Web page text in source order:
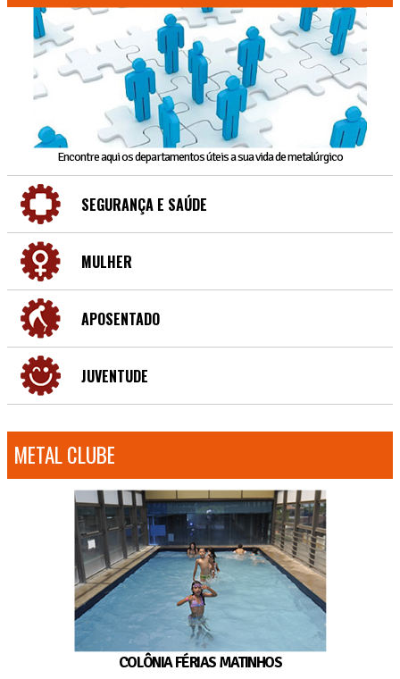
Encontre aqui os departamentos úteis a sua vida de metalúrgico
SEGURANÇA E SAÚDE
MULHER
APOSENTADO
JUVENTUDE
METAL CLUBE
COLÔNIA FÉRIAS MATINHOS